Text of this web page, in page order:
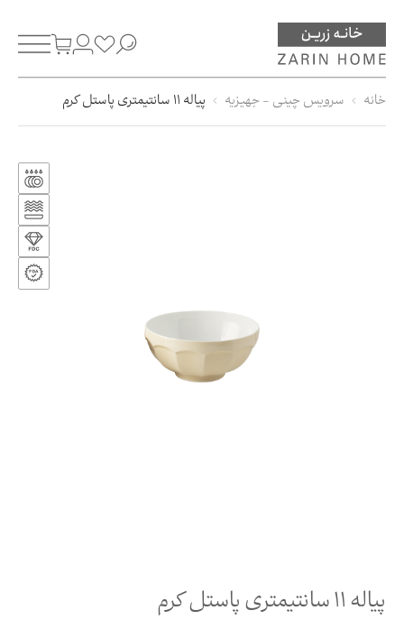
خانه سرویس چینی - جهیزیه پیاله 11 سانتیمتری پاستل کرم
پیاله 11 سانتیمتری پاستل کرم